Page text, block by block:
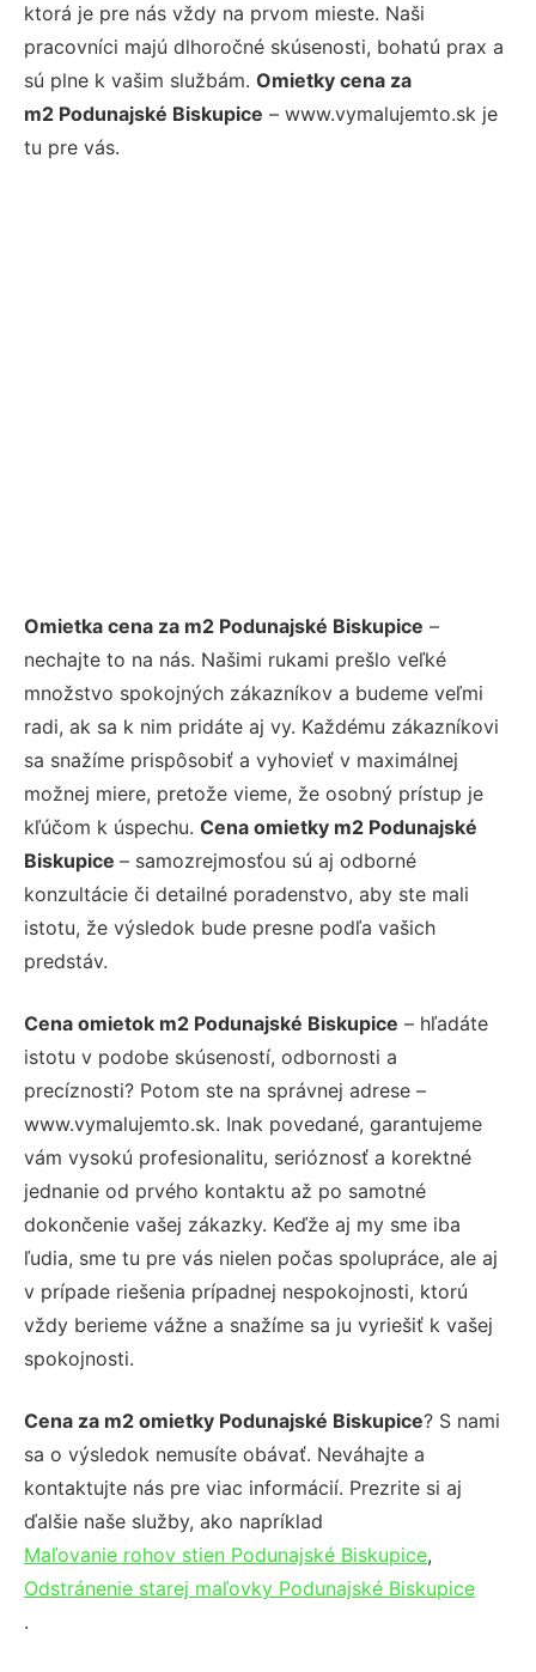
ktorá je pre nás vždy na prvom mieste. Naši
pracovníci majú dlhoročné skúsenosti, bohatú prax a
sú plne k vašim službám. Omietky cena za
m2 Podunajské Biskupice – www.vymalujemto.sk je
tu pre vás.
Omietka cena za m2 Podunajské Biskupice –
nechajte to na nás. Našimi rukami prešlo veľké
množstvo spokojných zákazníkov a budeme veľmi
radi, ak sa k nim pridáte aj vy. Každému zákazníkovi
sa snažíme prispôsobiť a vyhovieť v maximálnej
možnej miere, pretože vieme, že osobný prístup je
kľúčom k úspechu. Cena omietky m2 Podunajské
Biskupice – samozrejmosťou sú aj odborné
konzultácie či detailné poradenstvo, aby ste mali
istotu, že výsledok bude presne podľa vašich
predstáv.
Cena omietok m2 Podunajské Biskupice – hľadáte
istotu v podobe skúseností, odbornosti a
precíznosti? Potom ste na správnej adrese –
www.vymalujemto.sk. Inak povedané, garantujeme
vám vysokú profesionalitu, serióznosť a korektné
jednanie od prvého kontaktu až po samotné
dokončenie vašej zákazky. Keďže aj my sme iba
ľudia, sme tu pre vás nielen počas spolupráce, ale aj
v prípade riešenia prípadnej nespokojnosti, ktorú
vždy berieme vážne a snažíme sa ju vyriešiť k vašej
spokojnosti.
Cena za m2 omietky Podunajské Biskupice? S nami
sa o výsledok nemusíte obávať. Neváhajte a
kontaktujte nás pre viac informácií. Prezrite si aj
ďalšie naše služby, ako napríklad
Maľovanie rohov stien Podunajské Biskupice,
Odstránenie starej maľovky Podunajské Biskupice
.